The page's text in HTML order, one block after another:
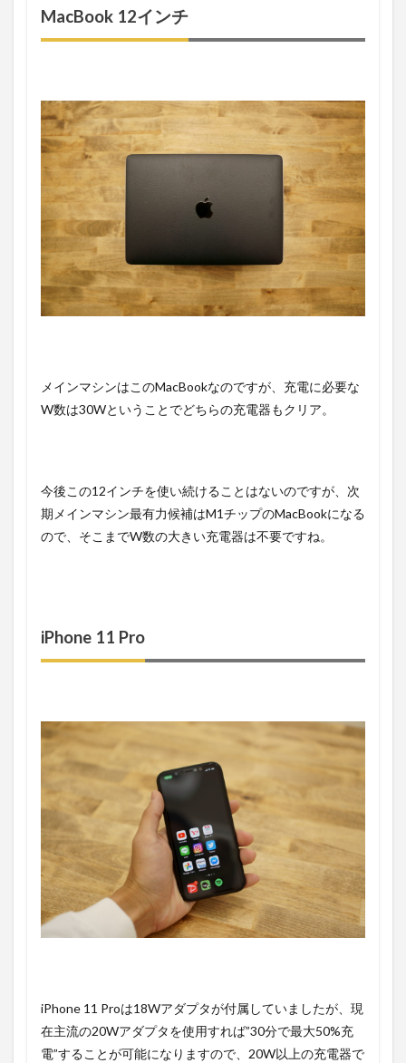
MacBook 12インチ
メインマシンはこのMacBookなのですが、充電に必要な
W数は30Wということでどちらの充電器もクリア。
今後この12インチを使い続けることはないのですが、次
期メインマシン最有力候補はM1チップのMacBookになる
ので、そこまでW数の大きい充電器は不要ですね。
iPhone 11 Pro
iPhone 11 Proは18Wアダプタが付属していましたが、現
在主流の20Wアダプタを使用すれば”30分で最大50%充
電”することが可能になりますので、20W以上の充電器で